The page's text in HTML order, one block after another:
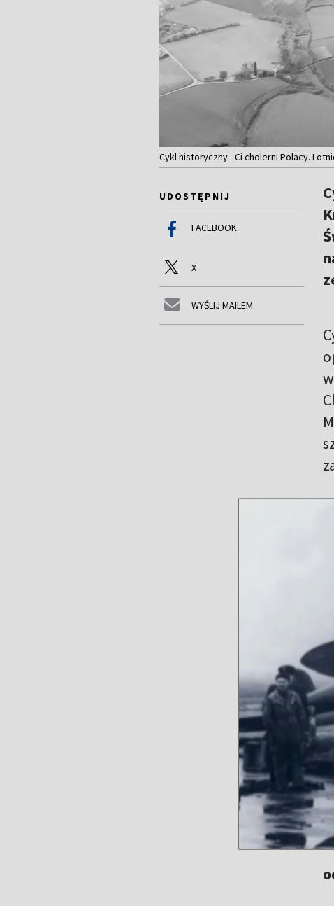
Cykl historyczny - Ci cholerni Polacy.
UDOSTĘPNIJ
FACEBOOK
X
WYŚLIJ MAILEM